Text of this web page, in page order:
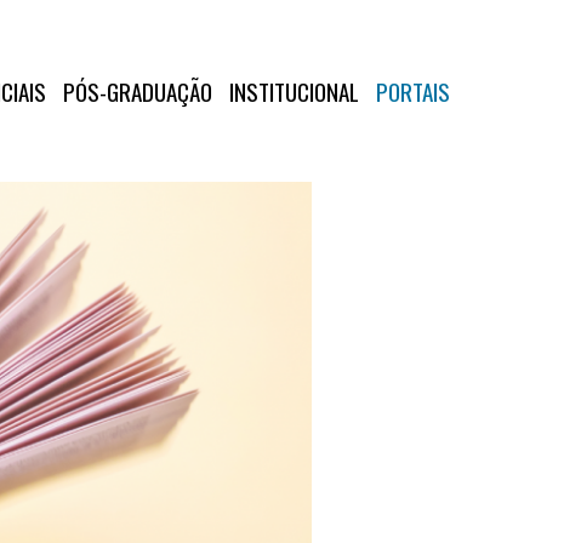
PÓS-GRADUAÇÃO INSTITUCIONAL PORTAIS